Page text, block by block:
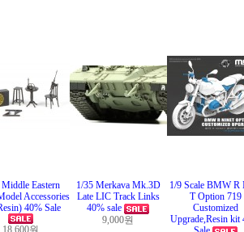
Middle Eastern
Accessories
40% Sale
18,600원
1/35 Merkava Mk.3D
Late LIC Track Links
40% sale
9,000원
1/9 Scale BMW R
T Option 719
Customized
Upgrade,Resin kit